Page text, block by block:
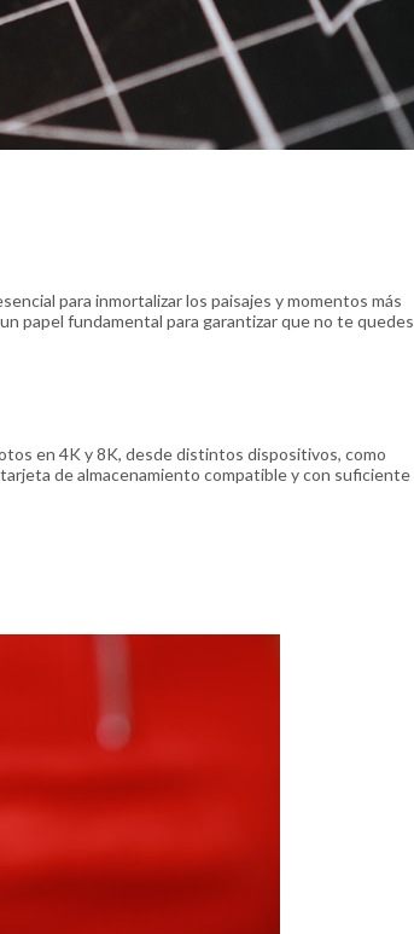
para inmortalizar los paisajes y momentos más
papel fundamental para garantizar que no te quedes
en 4K y 8K, desde distintos dispositivos, como
de almacenamiento compatible y con suficiente